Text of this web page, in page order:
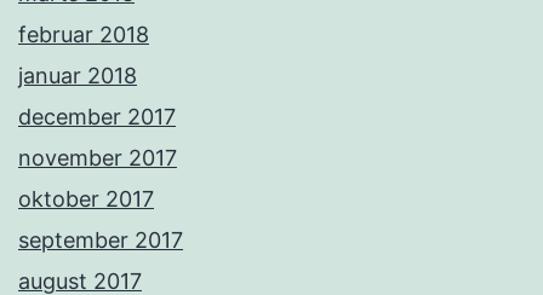
februar 2018
januar 2018
december 2017
november 2017
oktober 2017
september 2017
august 2017